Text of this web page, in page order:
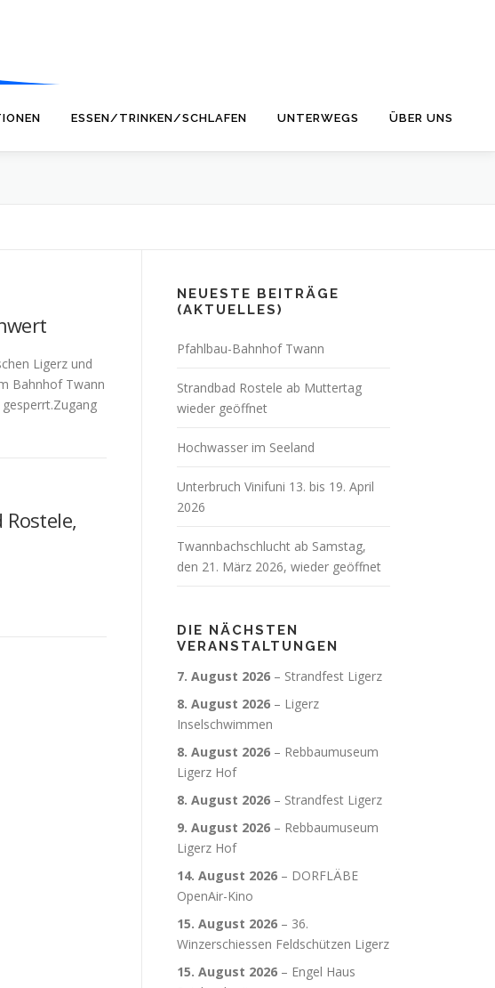
ESSEN/TRINKEN/SCHLAFEN UNTERWEGS ÜBER UNS
Ligerz und
Bahnhof Twann
NEUESTE BEITRÄGE
(AKTUELLES)
Pfahlbau-Bahnhof Twann
Strandbad Rostele ab Muttertag
wieder geöffnet
Hochwasser im Seeland
Unterbruch Vinifuni 13. bis 19. April
2026
Twannbachschlucht ab Samstag,
den 21. März 2026, wieder geöffnet
DIE NÄCHSTEN
VERANSTALTUNGEN
7. August 2026 – Strandfest Ligerz
8. August 2026 – Ligerz
Inselschwimmen
8. August 2026 – Rebbaumuseum
Ligerz Hof
8. August 2026 – Strandfest Ligerz
9. August 2026 – Rebbaumuseum
Ligerz Hof
14. August 2026 – DORFLÄBE
OpenAir-Kino
15. August 2026 – 36.
Winzerschiessen Feldschützen Ligerz
15. August 2026 – Engel Haus